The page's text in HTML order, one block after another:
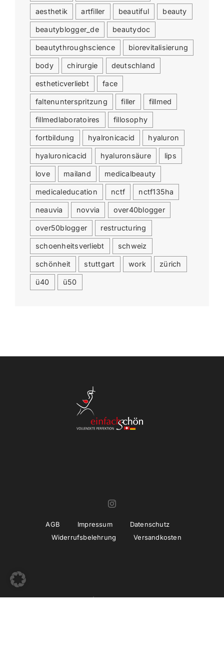
aesthetik artfiller beautiful beauty
beautyblogger_de beautydoc
beautythroughscience biorevitalisierung
body chirurgie deutschland
estheticverliebt face
faltenunterspritzung filler fillmed
fillmedlaboratoires fillosophy
fortbildung hyalronicacid hyaluron
hyaluronicacid hyaluronsäure lips
love mailand medicalbeauty
medicaleducation nctf nctf135ha
neauvia novvia over40blogger
over50blogger restructuring
schoenheitsverliebt schweiz
schönheit stuttgart work zürich
ü40 ü50
AGB Impressum
Datenschutz
Widerrufsbelehrung
Versandkosten